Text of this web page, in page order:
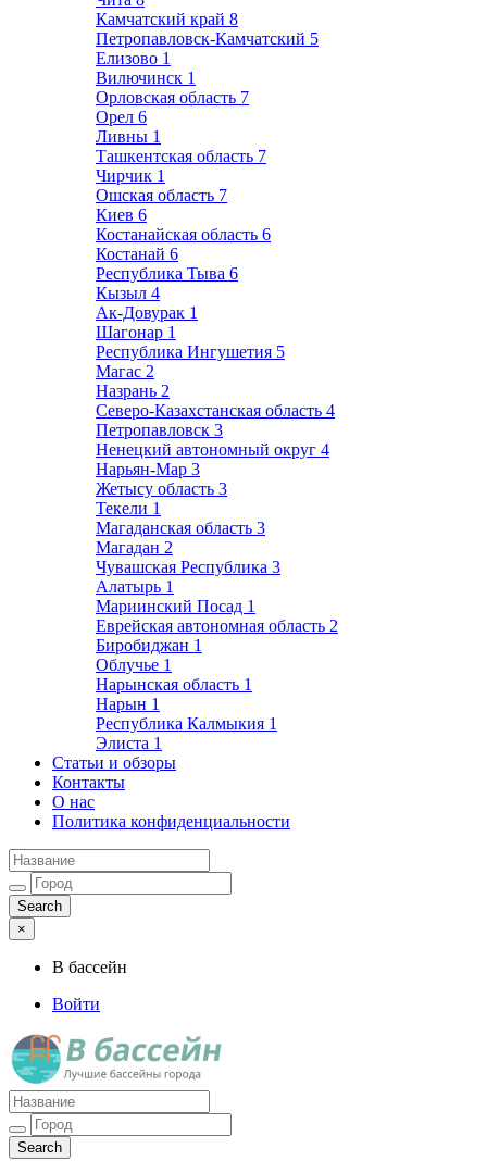
Камчатский край 8
Петропавловск-Камчатский 5
Елизово 1
Вилючинск 1
Орловская область 7
Орел 6
Ливны 1
Ташкентская область 7
Чирчик 1
Ошская область 7
Киев 6
Костанайская область 6
Костанай 6
Республика Тыва 6
Кызыл 4
Ак-Довурак 1
Шагонар 1
Республика Ингушетия 5
Магас 2
Назрань 2
Северо-Казахстанская область 4
Петропавловск 3
Ненецкий автономный округ 4
Нарьян-Мар 3
Жетысу область 3
Текели 1
Магаданская область 3
Магадан 2
Чувашская Республика 3
Алатырь 1
Мариинский Посад 1
Еврейская автономная область 2
Биробиджан 1
Облучье 1
Нарынская область 1
Нарын 1
Республика Калмыкия 1
Элиста 1
Статьи и обзоры
Контакты
О нас
Политика конфиденциальности
×
В бассейн
Войти
Лучшие бассейны города